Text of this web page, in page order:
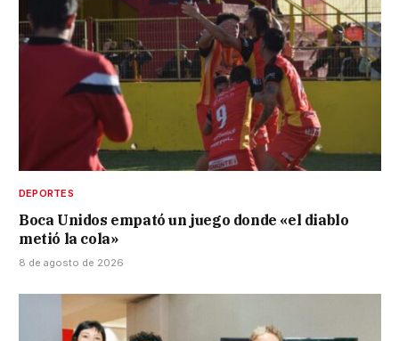
DEPORTES
Boca Unidos empató un juego donde «el diablo
metió la cola»
8 de agosto de 2026